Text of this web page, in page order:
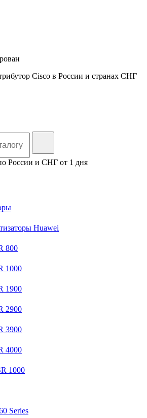
Cisco в России и странах СНГ
России и СНГ от 1 дня
Huawei
800
1000
1900
2900
3900
4000
1000
Series